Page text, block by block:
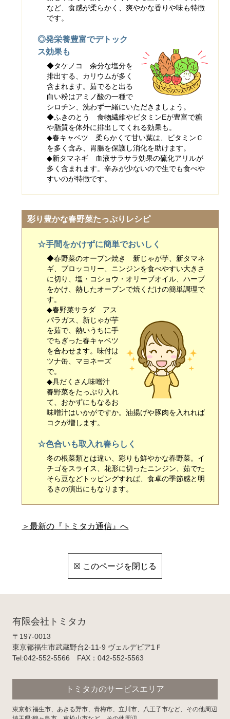
など、食感が柔らかく、爽やかな香りや味も特徴
です。
◎発栄養豊富でデトック
ス効果も
◆タケノコ 余分な塩分を
排出する、カリウムが多く
含まれます。茹でると出る
白い粉はアミノ酸の一種で
シロチン、洗わず一緒にいただきましょう。
◆ふきのとう 食物繊維やビタミンEが豊富で糖
や脂質を体外に排出してくれる効果も。
◆春キャベツ 柔らかくて甘い葉は、ビタミンＣ
を多く含み、胃腸を保護し消化を助けます。
◆新タマネギ 血液サラサラ効果の硫化アリルが
多く含まれます。辛みが少ないので生でも食べや
すいのが特徴です。
彩り豊かな春野菜たっぷりレシピ
☆手間をかけずに簡単でおいしく
◆春野菜のオーブン焼き 新じゃが芋、新タマネ
ギ、ブロッコリー、ニンジンを食べやすい大きさ
に切り、塩・コショウ・オリーブオイル、ハーブ
をかけ、熱したオーブンで焼くだけの簡単調理で
す。
◆春野菜サラダ アス
パラガス、新じゃが芋
を茹で、熱いうちに手
でちぎった春キャベツ
を合わせます。味付は
ツナ缶、マヨネーズ
で。
◆具だくさん味噌汁
春野菜をたっぷり入れ
て、おかずにもなるお
味噌汁はいかがですか。油揚げや豚肉を入れれば
コクが増します。
☆色合いも取入れ春らしく
冬の根菜類とは違い、彩りも鮮やかな春野菜。イ
チゴをスライス、花形に切ったニンジン、茹でた
そら豆などトッピングすれば、食卓の季節感と明
るさの演出にもなります。
＞最新の『トミタカ通信』へ
☒ このページを閉じる
有限会社トミタカ
〒197-0013
東京都福生市武蔵野台2-11-9 ヴェルデビア1Ｆ
Tel:042-552-5566 FAX：042-552-5563
トミタカのサービスエリア
東京都:福生市、あきる野市、青梅市、立川市、八王子市など、その他周辺